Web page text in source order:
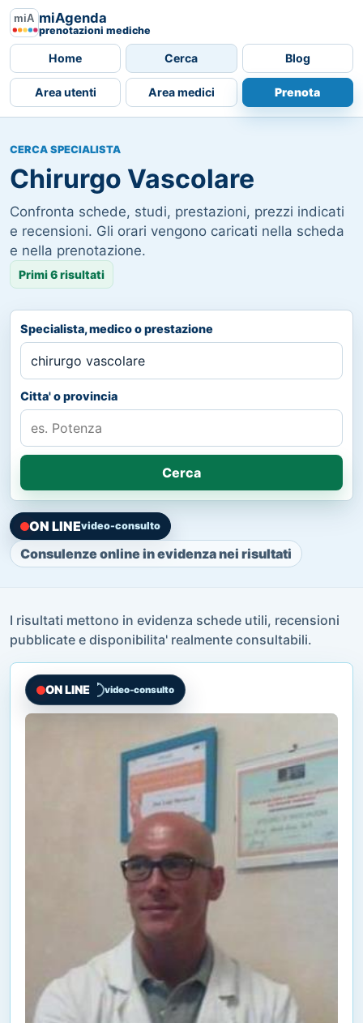
miAgenda
prenotazioni mediche
Home Cerca Blog
Area utenti Area medici Prenota
CERCA SPECIALISTA
Chirurgo Vascolare
Confronta schede, studi, prestazioni, prezzi indicati
e recensioni. Gli orari vengono caricati nella scheda
e nella prenotazione.
Primi 6 risultati
Specialista, medico o prestazione
Citta' o provincia
Cerca
ON LINEvideo-consulto
Consulenze online in evidenza nei risultati
I risultati mettono in evidenza schede utili, recensioni
pubblicate e disponibilita' realmente consultabili.
ON LINE video-consulto